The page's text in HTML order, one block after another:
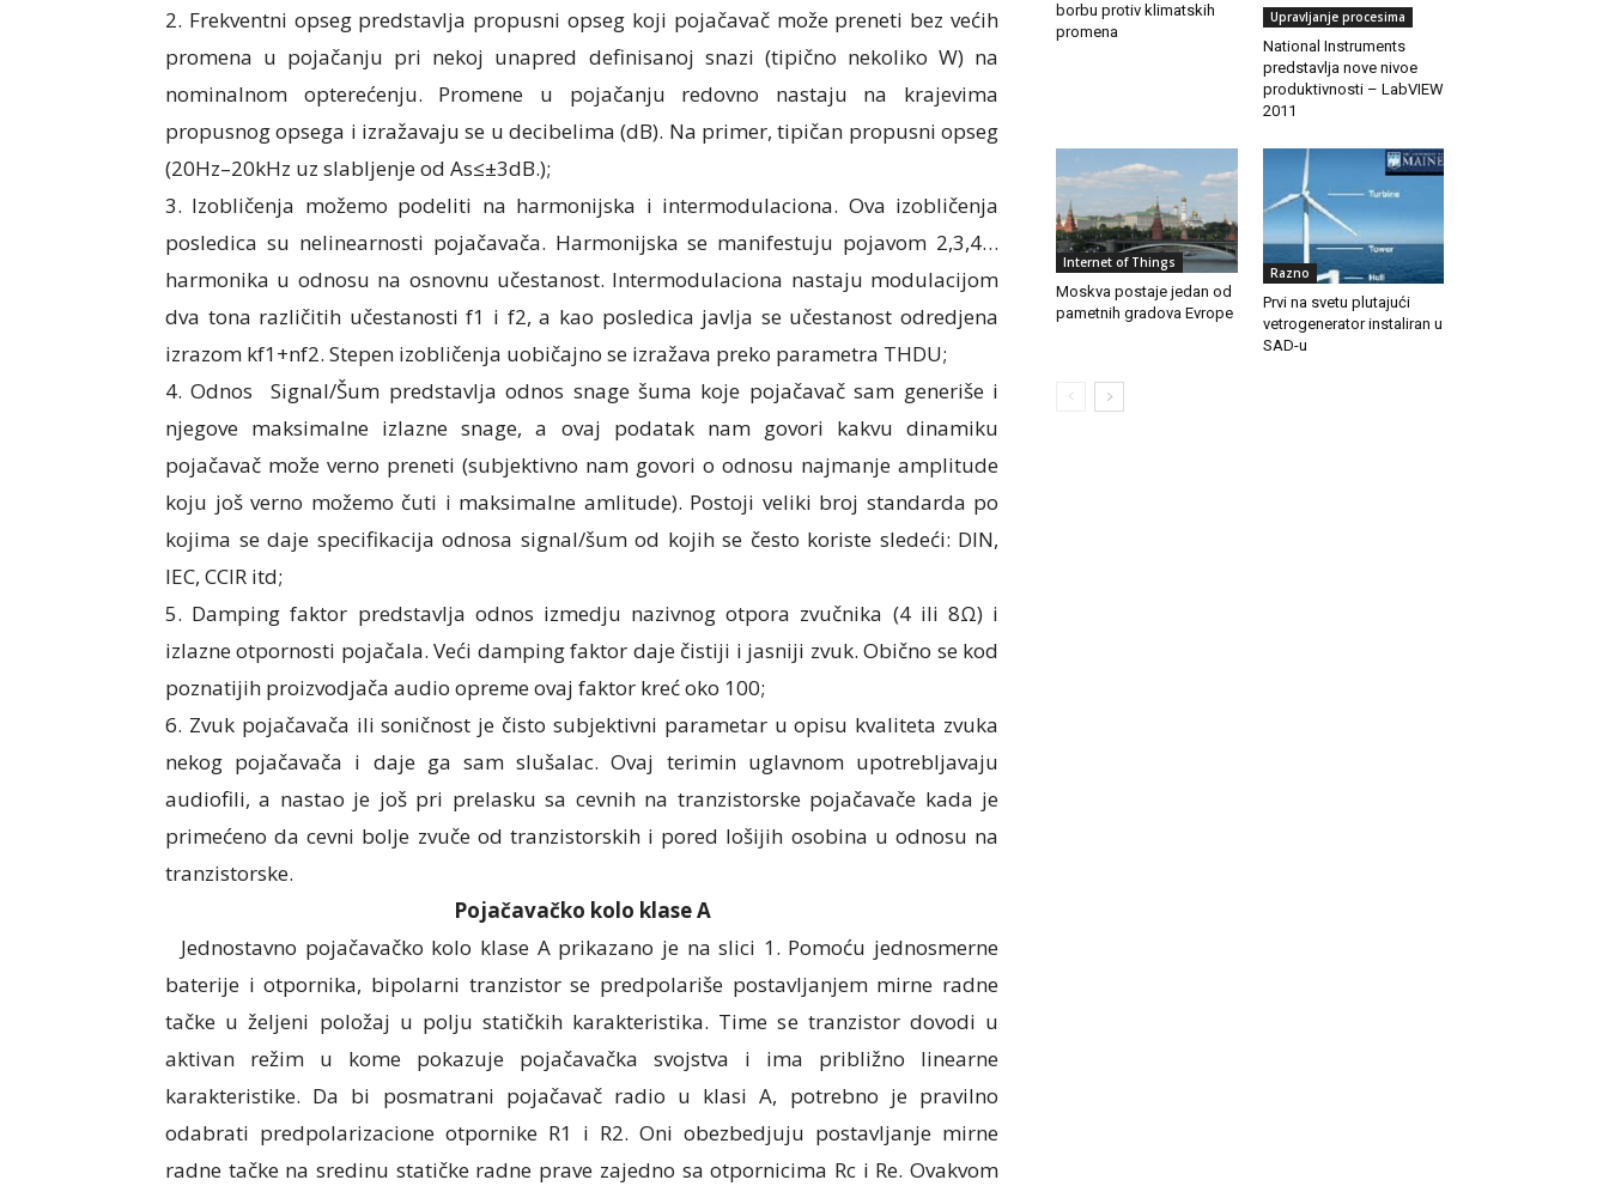
2. Frekventni opseg predstavlja propusni opseg koji pojačavač može preneti bez većih
promena u pojačanju pri nekoj unapred definisanoj snazi (tipično nekoliko W) na
nominalnom opterećenju. Promene u pojačanju redovno nastaju na krajevima
propusnog opsega i izražavaju se u decibelima (dB). Na primer, tipičan propusni opseg
(20Hz–20kHz uz slabljenje od As≤±3dB.);
3. Izobličenja možemo podeliti na harmonijska i intermodulaciona. Ova izobličenja
posledica su nelinearnosti pojačavača. Harmonijska se manifestuju pojavom 2,3,4…
harmonika u odnosu na osnovnu učestanost. Intermodulaciona nastaju modulacijom
dva tona različitih učestanosti f1 i f2, a kao posledica javlja se učestanost odredjena
izrazom kf1+nf2. Stepen izobličenja uobičajno se izražava preko parametra THDU;
4. Odnos Signal/Šum predstavlja odnos snage šuma koje pojačavač sam generiše i
njegove maksimalne izlazne snage, a ovaj podatak nam govori kakvu dinamiku
pojačavač može verno preneti (subjektivno nam govori o odnosu najmanje amplitude
koju još verno možemo čuti i maksimalne amlitude). Postoji veliki broj standarda po
kojima se daje specifikacija odnosa signal/šum od kojih se često koriste sledeći: DIN,
IEC, CCIR itd;
5. Damping faktor predstavlja odnos izmedju nazivnog otpora zvučnika (4 ili 8Ω) i
izlazne otpornosti pojačala. Veći damping faktor daje čistiji i jasniji zvuk. Obično se kod
poznatijih proizvodjača audio opreme ovaj faktor kreć oko 100;
6. Zvuk pojačavača ili soničnost je čisto subjektivni parametar u opisu kvaliteta zvuka
nekog pojačavača i daje ga sam slušalac. Ovaj terimin uglavnom upotrebljavaju
audiofili, a nastao je još pri prelasku sa cevnih na tranzistorske pojačavače kada je
primećeno da cevni bolje zvuče od tranzistorskih i pored lošijih osobina u odnosu na
tranzistorske.
Pojačavačko kolo klase A
Jednostavno pojačavačko kolo klase A prikazano je na slici 1. Pomoću jednosmerne
baterije i otpornika, bipolarni tranzistor se predpolariše postavljanjem mirne radne
tačke u željeni položaj u polju statičkih karakteristika. Time se tranzistor dovodi u
aktivan režim u kome pokazuje pojačavačka svojstva i ima približno linearne
karakteristike. Da bi posmatrani pojačavač radio u klasi A, potrebno je pravilno
odabrati predpolarizacione otpornike R1 i R2. Oni obezbedjuju postavljanje mirne
radne tačke na sredinu statičke radne prave zajedno sa otpornicima Rc i Re. Ovakvom
borbu protiv klimatskih
promena
Upravljanje procesima
National Instruments
predstavlja nove nivoe
produktivnosti – LabVIEW
2011
Internet of Things
Moskva postaje jedan od
pametnih gradova Evrope
Razno
Prvi na svetu plutajući
vetrogenerator instaliran u
SAD-u